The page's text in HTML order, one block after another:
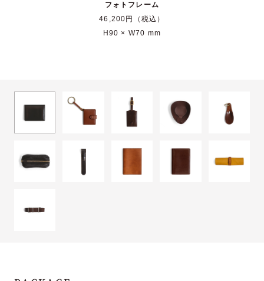
フォトフレーム
46,200円（税込）
H90 × W70 mm